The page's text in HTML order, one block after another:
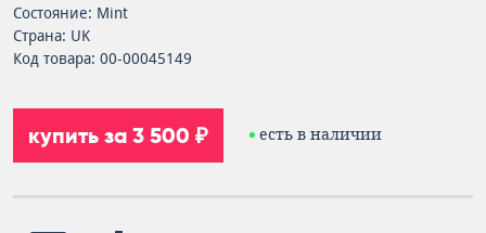
Состояние: Mint
Страна: UK
Код товара: 00-00045149
купить за 3 500 ₽ есть в наличии